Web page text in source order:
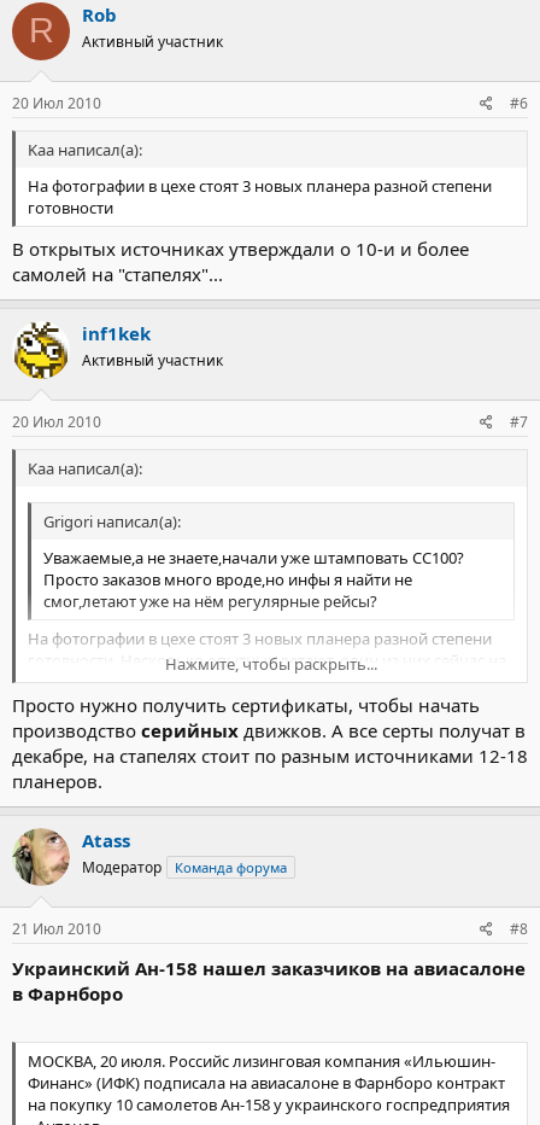
R Rob
Активный участник
20 Июл 2010 #6
Kaa написал(а):
На фотографии в цехе стоят 3 новых планера разной степени
готовности
В открытых источниках утверждали о 10-и и более
самолей на "стапелях"...
inf1kek
Активный участник
20 Июл 2010 #7
Kaa написал(а):
Grigori написал(а):
Уважаемые,а не знаете,начали уже штамповать СС100?
Просто заказов много вроде,но инфы я найти не
смог,летают уже на нём регулярные рейсы?
Нажмите, чтобы раскрыть...
На фотографии в цехе стоят 3 новых планера разной степени
готовности. Несколько опытных летают, один из них сейчас на
авиасалоне.
Основная проблема, как я понимаю, в движках, самих
планеров до 10шт к концу года они склепают без проблем.
Нажмите, чтобы раскрыть...
Просто нужно получить сертификаты, чтобы начать
производство серийных движков. А все серты получат в
декабре, на стапелях стоит по разным источниками 12-18
планеров.
Atass
Модератор Команда форума
21 Июл 2010 #8
Украинский Ан-158 нашел заказчиков на авиасалоне
в Фарнборо
МОСКВА, 20 июля. Российс лизинговая компания «Ильюшин-
Финанс» (ИФК) подписала на авиасалоне в Фарнборо контракт
на покупку 10 самолетов Ан-158 у украинского госпредприятия